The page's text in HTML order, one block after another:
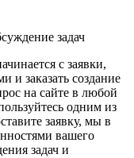
задач
с заявки,
и заказать создание
на сайте в любой
одним из
заявку, мы в
вашего
задач и